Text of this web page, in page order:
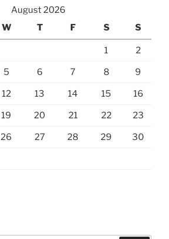
August 2026
W T F S S
1 2
5 6 7 8 9
12 13 14 15 16
19 20 21 22 23
26 27 28 29 30